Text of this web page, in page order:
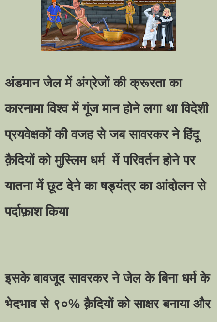
अंडमान जेल में अंग्रेजों की क्रूरता का
कारनामा विश्व में गूंज मान होने लगा था विदेशी
प्रयवेक्षकों की वजह से जब सावरकर ने हिंदू
क़ैदियों को मुस्लिम धर्म में परिवर्तन होने पर
यातना में छूट देने का षड्यंत्र का आंदोलन से
पर्दाफ़ाश किया
इसके बावजूद सावरकर ने जेल के बिना धर्म के
भेदभाव से ९०% क़ैदियों को साक्षर बनाया और